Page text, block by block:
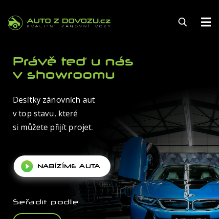
KARIÉRA
AUTOSERVIS
Právě teď u nás
v showroomu
Desítky zánovních aut
v top stavu, které
si můžete přijít projet.
NABÍZÍME AUTA
Seřadit podle